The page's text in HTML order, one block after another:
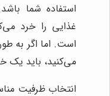
استفاده شما
غذایی را خرد
است. اما اگر به
می‌کنید، باید یک
انتخاب ظرفیت